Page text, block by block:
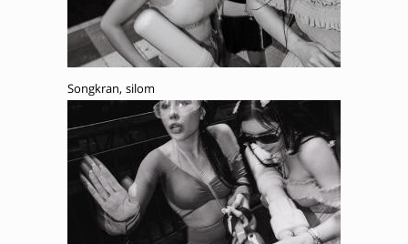
Songkran, silom